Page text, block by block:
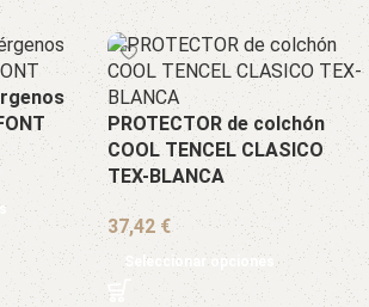
PROTECTOR de colchón
COOL TENCEL CLASICO
TEX-BLANCA
€
Seleccionar opciones